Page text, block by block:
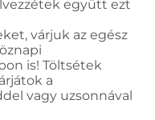
együtt ezt
várjuk az egész
is! Töltsétek
a
vagy uzsonnával